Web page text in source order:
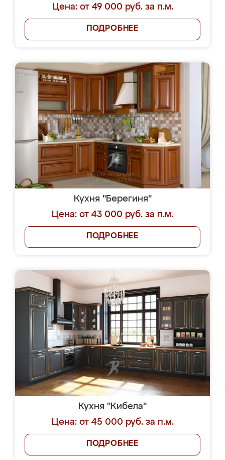
Цена: от 49 000 руб. за п.м.
ПОДРОБНЕЕ
Кухня "Берегиня"
Цена: от 43 000 руб. за п.м.
ПОДРОБНЕЕ
Кухня "Кибела"
Цена: от 45 000 руб. за п.м.
ПОДРОБНЕЕ